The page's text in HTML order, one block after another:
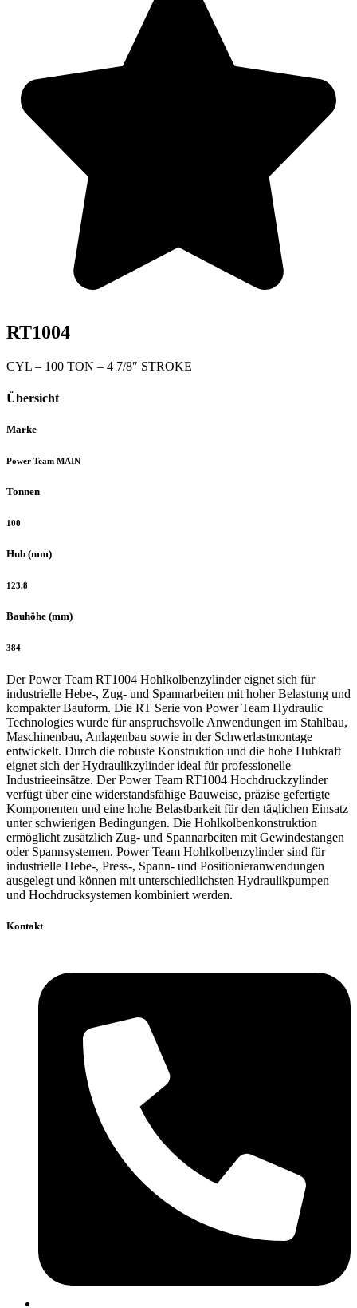
RT1004
CYL – 100 TON – 4 7/8″ STROKE
Übersicht
Marke
Power Team MAIN
Tonnen
100
Hub (mm)
123.8
Bauhöhe (mm)
384
Der Power Team RT1004 Hohlkolbenzylinder eignet sich für
industrielle Hebe-, Zug- und Spannarbeiten mit hoher Belastung und
kompakter Bauform. Die RT Serie von Power Team Hydraulic
Technologies wurde für anspruchsvolle Anwendungen im Stahlbau,
Maschinenbau, Anlagenbau sowie in der Schwerlastmontage
entwickelt. Durch die robuste Konstruktion und die hohe Hubkraft
eignet sich der Hydraulikzylinder ideal für professionelle
Industrieeinsätze. Der Power Team RT1004 Hochdruckzylinder
verfügt über eine widerstandsfähige Bauweise, präzise gefertigte
Komponenten und eine hohe Belastbarkeit für den täglichen Einsatz
unter schwierigen Bedingungen. Die Hohlkolbenkonstruktion
ermöglicht zusätzlich Zug- und Spannarbeiten mit Gewindestangen
oder Spannsystemen. Power Team Hohlkolbenzylinder sind für
industrielle Hebe-, Press-, Spann- und Positionieranwendungen
ausgelegt und können mit unterschiedlichsten Hydraulikpumpen
und Hochdrucksystemen kombiniert werden.
Kontakt